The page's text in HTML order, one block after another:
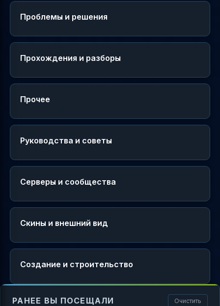
Проблемы и решения
Прохождения и разборы
Прочее
Руководства и советы
Серверы и сообщества
Скины и внешний вид
Создание и строительство
РАНЕЕ ВЫ ПОСЕЩАЛИ Очистить